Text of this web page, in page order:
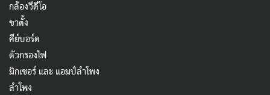
กล้องวีดีโอ
ขาตั้ง
คีย์บอร์ด
ตัวกรองไฟ
มิกเซอร์ และ แอมป์ลำโพง
ลำโพง